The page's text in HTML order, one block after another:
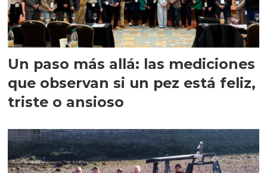
Un paso más allá: las mediciones
que observan si un pez está feliz,
triste o ansioso